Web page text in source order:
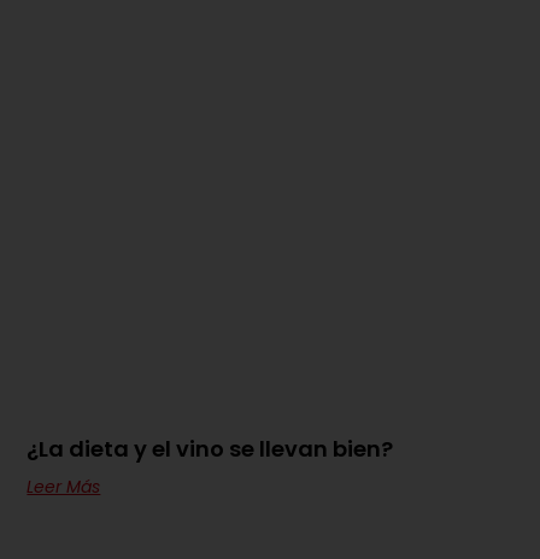
¿La dieta y el vino se llevan bien?
Leer Más